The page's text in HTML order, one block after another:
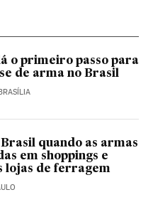
o primeiro passo para
de arma no Brasil
quando as armas
em shoppings e
lojas de ferragem